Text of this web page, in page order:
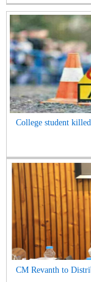
College student
CM Revanth to